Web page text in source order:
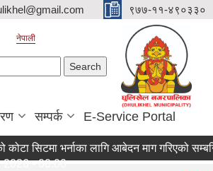
९७७-११-४९०३३०
नेपाली
सम्पर्क E-Service Portal
सिटमा भर्नाका लागि आबेदन माग गरिएको
- 00:00